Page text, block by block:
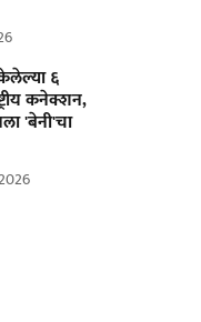
६
कनेक्शन,
'बेनी'चा